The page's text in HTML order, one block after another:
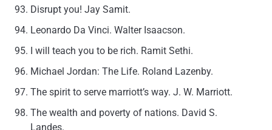
Disrupt you! Jay Samit.
Leonardo Da Vinci. Walter Isaacson.
I will teach you to be rich. Ramit Sethi.
Michael Jordan: The Life. Roland Lazenby.
The spirit to serve marriott’s way. J. W. Marriott.
The wealth and poverty of nations. David S.
Landes.